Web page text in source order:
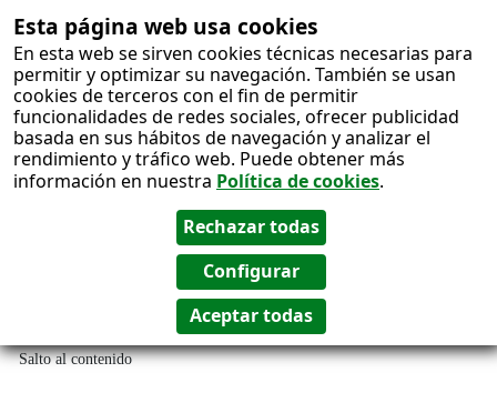
Esta página web usa cookies
En esta web se sirven cookies técnicas necesarias para
permitir y optimizar su navegación. También se usan
cookies de terceros con el fin de permitir
funcionalidades de redes sociales, ofrecer publicidad
basada en sus hábitos de navegación y analizar el
rendimiento y tráfico web. Puede obtener más
información en nuestra Política de cookies.
Salto al contenido